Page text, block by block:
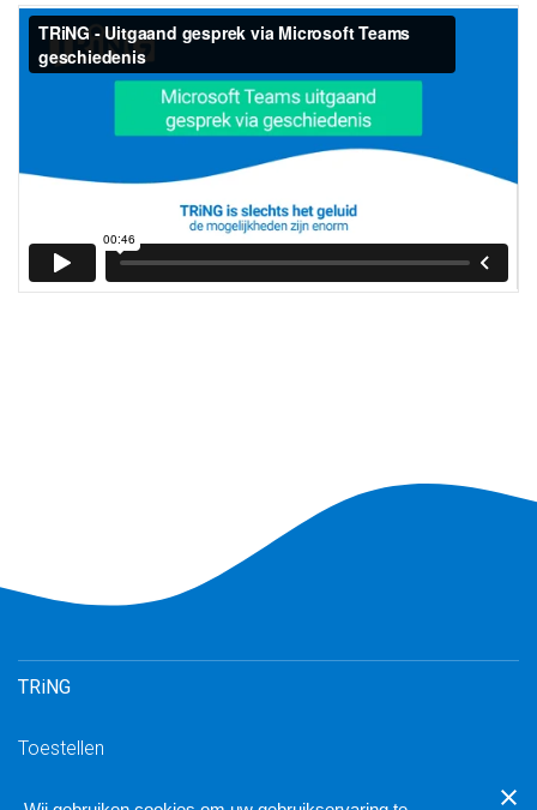
TRiNG
Toestellen